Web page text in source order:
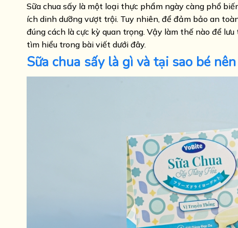
Sữa chua sấy là một loại thực phẩm ngày càng phổ
ích dinh dưỡng vượt trội. Tuy nhiên, để đảm bảo an
đúng cách là cực kỳ quan trọng. Vậy làm thế nào để
tìm hiểu trong bài viết dưới đây.
Sữa chua sấy là gì và tại sao bé